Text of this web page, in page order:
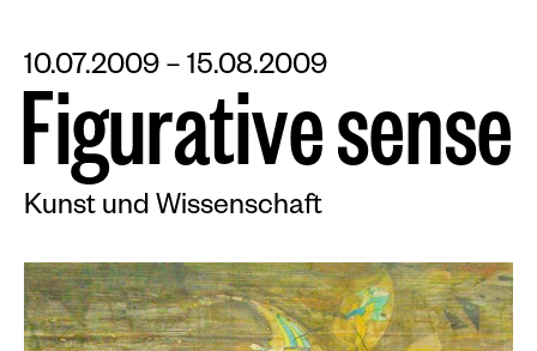
10.07.2009 – 15.08.2009
Figurativesense
Kunst und Wissenschaft